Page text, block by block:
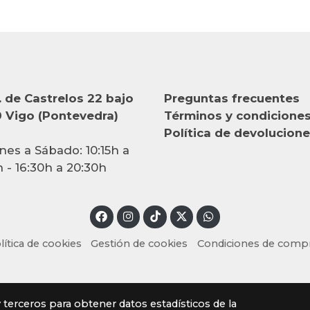
de Castrelos 22 bajo
Vigo (Pontevedra)
a Sábado: 10:15h a
- 16:30h a 20:30h
Preguntas frecuentes
Términos y
Política de
de cookies Gestión de cookies Condiciones de
para obtener datos estadísticos de la